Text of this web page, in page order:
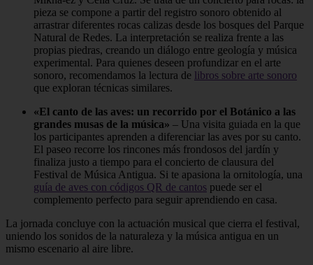
pieza se compone a partir del registro sonoro obtenido al
arrastrar diferentes rocas calizas desde los bosques del Parque
Natural de Redes. La interpretación se realiza frente a las
propias piedras, creando un diálogo entre geología y música
experimental. Para quienes deseen profundizar en el arte
sonoro, recomendamos la lectura de libros sobre arte sonoro
que exploran técnicas similares.
«El canto de las aves: un recorrido por el Botánico a las
grandes musas de la música» – Una visita guiada en la que
los participantes aprenden a diferenciar las aves por su canto.
El paseo recorre los rincones más frondosos del jardín y
finaliza justo a tiempo para el concierto de clausura del
Festival de Música Antigua. Si te apasiona la ornitología, una
guía de aves con códigos QR de cantos puede ser el
complemento perfecto para seguir aprendiendo en casa.
La jornada concluye con la actuación musical que cierra el festival,
uniendo los sonidos de la naturaleza y la música antigua en un
mismo escenario al aire libre.